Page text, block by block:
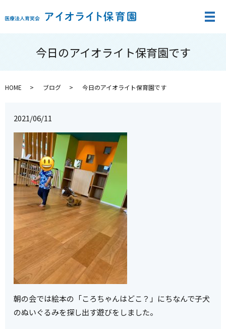
メ
今日のアイオライト保育園です
HOME ブログ 今日のアイオライト保育園です
2021/06/11
朝の会では絵本の「ころちゃんはどこ？」にちなんで子犬
のぬいぐるみを探し出す遊びをしました。